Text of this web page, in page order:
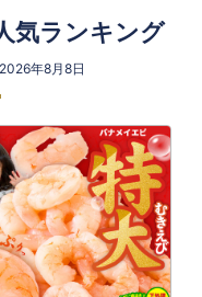
気ランキング
年8月8日